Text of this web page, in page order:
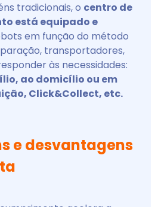
tradicionais, o centro de
está equipado e
em função do método
transportadores,
às necessidades:
ao domicílio ou em
Click&Collect, etc.
e desvantagens